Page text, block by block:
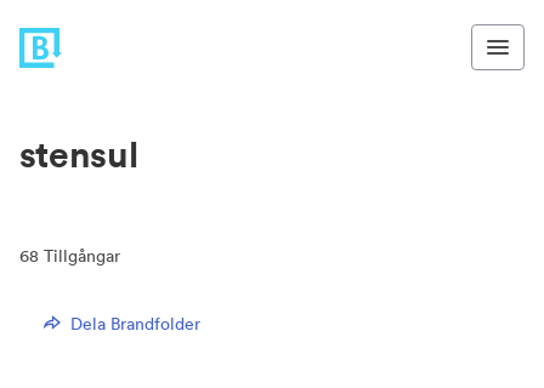
stensul
68 Tillgångar
Dela Brandfolder